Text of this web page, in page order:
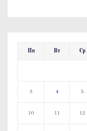
Пн Вт Ср
3 4 5
10 11 12